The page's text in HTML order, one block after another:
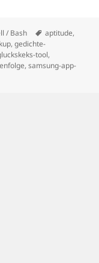
/ Bash Tags
aptitude,
,gedichte-
tool,
,samsung-app-